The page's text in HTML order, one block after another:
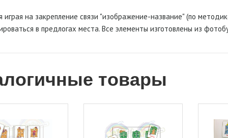
играя на закрепление связи "изображение-название" (по
в предлогах места. Все элементы изготовлены из
товары